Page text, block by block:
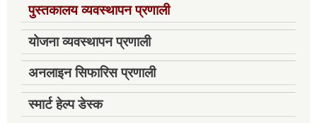
पुस्तकालय व्यवस्थापन प्रणाली
योजना व्यवस्थापन प्रणाली
अनलाइन सिफारिस प्रणाली
स्मार्ट हेल्प डेस्क